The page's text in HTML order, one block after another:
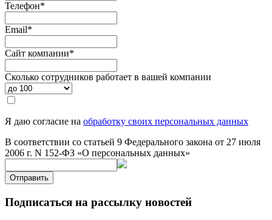
Телефон*
Email*
Сайт компании*
Сколько сотрудников работает в вашей компании
Я даю согласие на обработку своих персональных данных
В соответствии со статьей 9 Федерального закона от 27 июля
2006 г. N 152-ФЗ «О персональных данных»
Отправить
Подписаться на рассылку новостей